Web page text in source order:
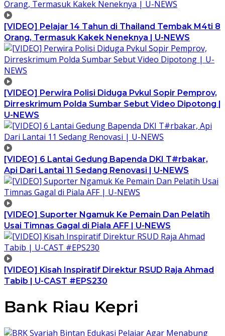
[VIDEO] Pelajar 14 Tahun di Thailand Tembak M4ti 8
Orang, Termasuk Kakek Neneknya | U-NEWS
[VIDEO] Perwira Polisi Diduga Pvkul Sopir Pemprov,
Dirreskrimum Polda Sumbar Sebut Video Dipotong |
U-NEWS
[VIDEO] 6 Lantai Gedung Bapenda DKI T#rbakar,
Api Dari Lantai 11 Sedang Renovasi | U-NEWS
[VIDEO] Suporter Ngamuk Ke Pemain Dan Pelatih
Usai Timnas Gagal di Piala AFF | U-NEWS
[VIDEO] Kisah Inspiratif Direktur RSUD Raja Ahmad
Tabib | U-CAST #EPS230
Bank Riau Kepri